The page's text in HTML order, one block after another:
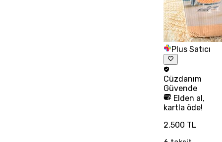
Plus Satıcı
Cüzdanım
Güvende
Elden al,
kartla öde!
2.500 TL